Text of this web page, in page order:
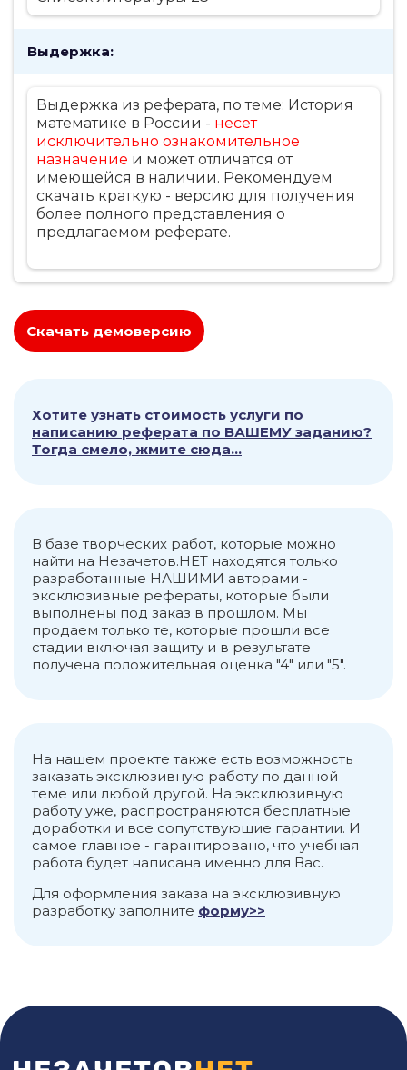
Выдержка:
Выдержка из реферата, по теме: История
математике в России - несет
исключительно ознакомительное
назначение и может отличатся от
имеющейся в наличии. Рекомендуем
скачать краткую - версию для получения
более полного представления о
предлагаемом реферате.
Скачать демоверсию
Хотите узнать стоимость услуги по
написанию реферата по ВАШЕМУ заданию?
Тогда смело, жмите сюда...
В базе творческих работ, которые можно
найти на Незачетов.НЕТ находятся только
разработанные НАШИМИ авторами -
эксклюзивные рефераты, которые были
выполнены под заказ в прошлом. Мы
продаем только те, которые прошли все
стадии включая защиту и в результате
получена положительная оценка "4" или "5".
На нашем проекте также есть возможность
заказать эксклюзивную работу по данной
теме или любой другой. На эксклюзивную
работу уже, распространяются бесплатные
доработки и все сопутствующие гарантии. И
самое главное - гарантировано, что учебная
работа будет написана именно для Вас.
Для оформления заказа на эксклюзивную
разработку заполните форму>>